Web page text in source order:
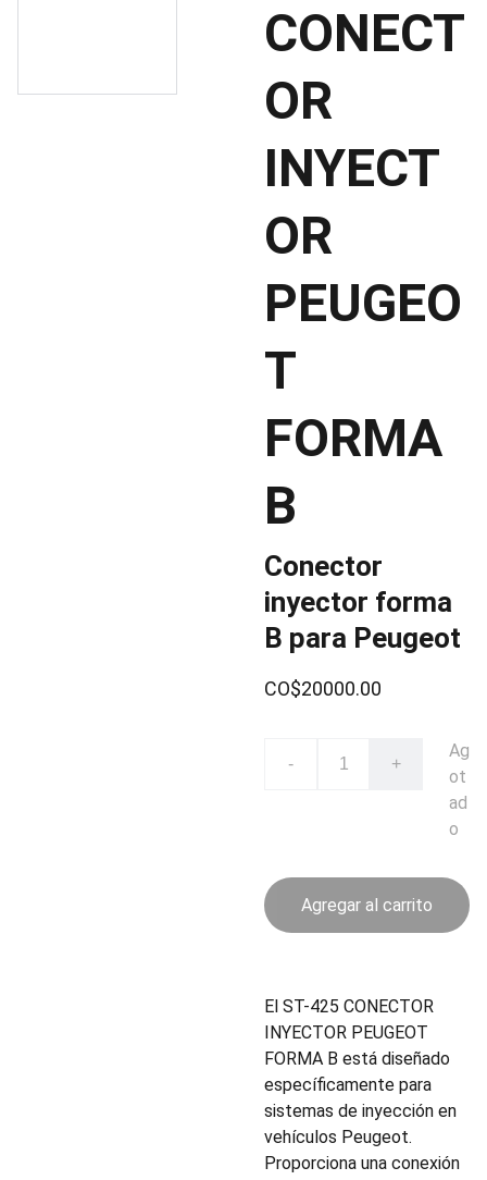
CONECT
OR
INYECT
OR
PEUGEO
T
FORMA
B
Conector
inyector forma
B para Peugeot
CO$20000.00
- +
Ag
ot
ad
o
Agregar al carrito
El ST-425 CONECTOR
INYECTOR PEUGEOT
FORMA B está diseñado
específicamente para
sistemas de inyección en
vehículos Peugeot.
Proporciona una conexión